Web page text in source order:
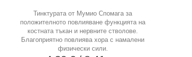
Тинктурата от Мумио Спомага за
положителното повлияване функцията на
костната тъкан и нервните стволове.
Благоприятно повлиява хора с намалени
физически сили.